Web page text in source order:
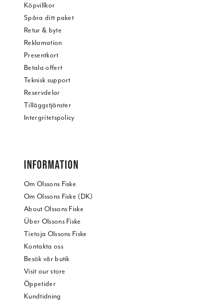
Köpvillkor
Spåra ditt paket
Retur & byte
Reklamation
Presentkort
Betala offert
Teknisk support
Reservdelar
Tilläggstjänster
Intergritetspolicy
INFORMATION
Om Olssons Fiske
Om Olssons Fiske (DK)
About Olssons Fiske
Über Olssons Fiske
Tietoja Olssons Fiske
Kontakta oss
Besök vår butik
Visit our store
Öppetider
Kundtidning